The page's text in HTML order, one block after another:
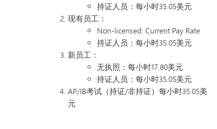
持证人员：每小时35.05美元
现有员工：
Non-licensed: Current Pay Rate
持证人员：每小时35.05美元
新员工：
无执照：每小时17.80美元
持证人员：每小时35.05美元
AP/IB考试（持证/非持证）每小时35.05美
元